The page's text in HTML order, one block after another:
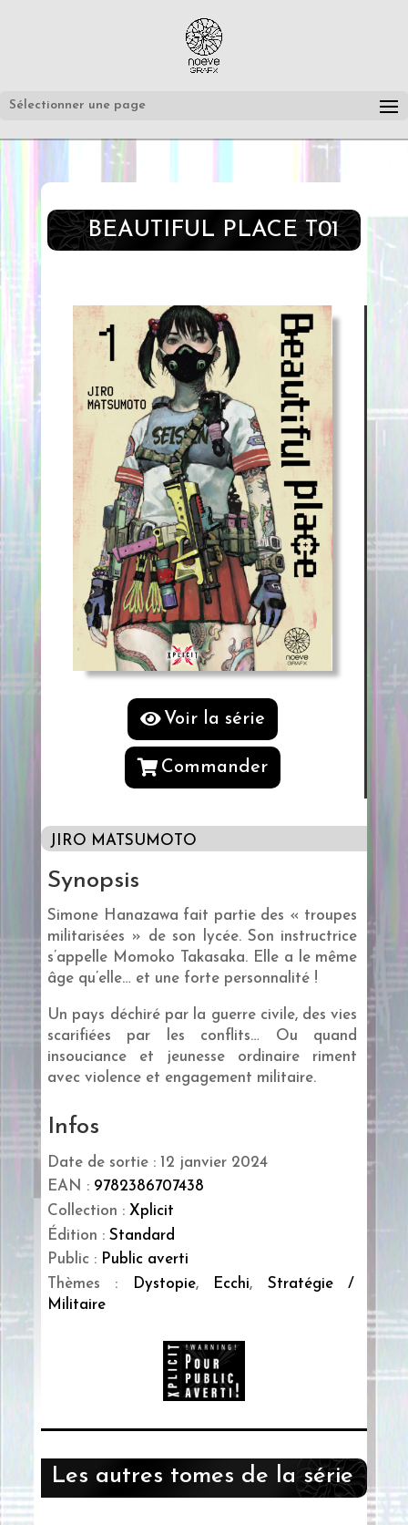
Sélectionner une page
BEAUTIFUL PLACE T01
Voir la série
Commander
JIRO MATSUMOTO
Synopsis
Simone Hanazawa fait partie des « troupes
militarisées » de son lycée. Son instructrice
s’appelle Momoko Takasaka. Elle a le même
âge qu’elle… et une forte personnalité !
Un pays déchiré par la guerre civile, des vies
scarifiées par les conflits… Ou quand
insouciance et jeunesse ordinaire riment
avec violence et engagement militaire.
Infos
Date de sortie : 12 janvier 2024
EAN : 9782386707438
Collection : Xplicit
Édition : Standard
Public : Public averti
Thèmes :
Dystopie, Ecchi, Stratégie /
Militaire
Les autres tomes de la série